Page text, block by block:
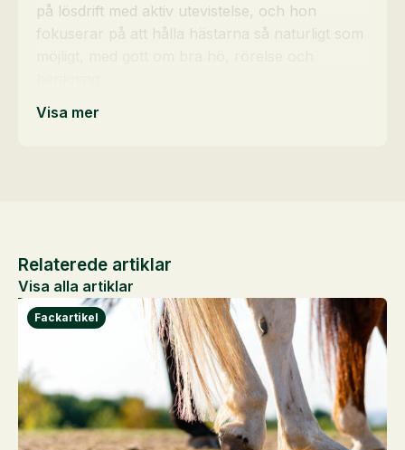
på lösdrift med aktiv utevistelse, och hon
fokuserar på att hålla hästarna så naturligt som
Visa mer
Relaterede artiklar
Visa alla artiklar